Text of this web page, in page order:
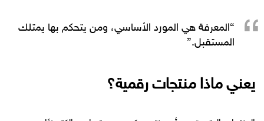
“المعرفة هي المورد الأساسي، ومن يتحكم بها يمتلك
المستقبل.”
يعني ماذا منتجات رقمية؟